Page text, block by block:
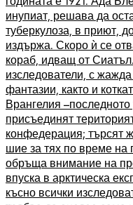
инупиат, решава да
туберкулоза, в приют,
издържа. Скоро ѝ се
кораб, идващ от
изследователи, с
фантазии, както и
Врангелия
присъединят
конфедерация; търсят
шие за тях по време на
обръща внимание на
впуска в арктическа
късно всички